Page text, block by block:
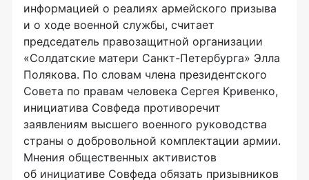
информацией о реалиях армейского призыва
и о ходе военной службы, считает
председатель правозащитной организации
«Солдатские матери Санкт-Петербурга» Элла
Полякова. По словам члена президентского
Совета по правам человека Сергея Кривенко,
инициатива Совфеда противоречит
заявлениям высшего военного руководства
страны о добровольной комплектации армии.
Мнения общественных активистов
об инициативе Совфеда обязать призывников